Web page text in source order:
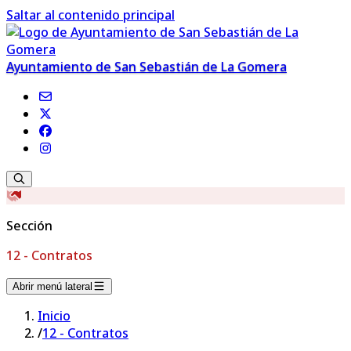
Saltar al contenido principal
Ayuntamiento de San Sebastián de La Gomera
Sección
12 - Contratos
Abrir menú lateral
Inicio
/12 - Contratos